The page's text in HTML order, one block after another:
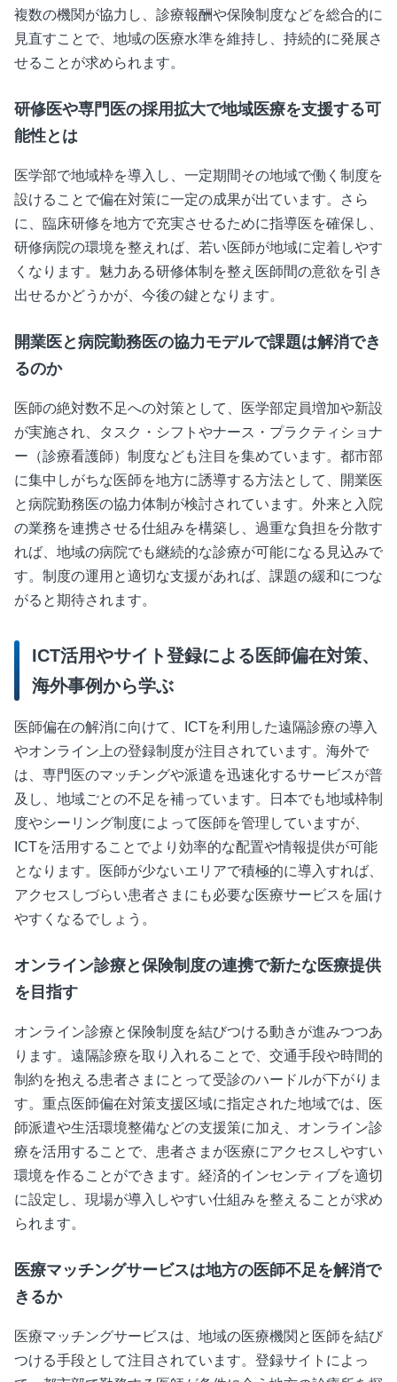
複数の機関が協力し、診療報酬や保険制度などを総合的に
見直すことで、地域の医療水準を維持し、持続的に発展さ
せることが求められます。
研修医や専門医の採用拡大で地域医療を支援する可
能性とは
医学部で地域枠を導入し、一定期間その地域で働く制度を
設けることで偏在対策に一定の成果が出ています。さら
に、臨床研修を地方で充実させるために指導医を確保し、
研修病院の環境を整えれば、若い医師が地域に定着しやす
くなります。魅力ある研修体制を整え医師間の意欲を引き
出せるかどうかが、今後の鍵となります。
開業医と病院勤務医の協力モデルで課題は解消でき
るのか
医師の絶対数不足への対策として、医学部定員増加や新設
が実施され、タスク・シフトやナース・プラクティショナ
ー（診療看護師）制度なども注目を集めています。都市部
に集中しがちな医師を地方に誘導する方法として、開業医
と病院勤務医の協力体制が検討されています。外来と入院
の業務を連携させる仕組みを構築し、過重な負担を分散す
れば、地域の病院でも継続的な診療が可能になる見込みで
す。制度の運用と適切な支援があれば、課題の緩和につな
がると期待されます。
ICT活用やサイト登録による医師偏在対策、
海外事例から学ぶ
医師偏在の解消に向けて、 ICTを利用した遠隔診療の導入
やオンライン上の登録制度が注目されています。海外で
は、専門医のマッチングや派遣を迅速化するサービスが普
及し、地域ごとの不足を補っています。日本でも地域枠制
度やシーリング制度によって医師を管理していますが、
ICTを活用することでより効率的な配置や情報提供が可能
となります。医師が少ないエリアで積極的に導入すれば、
アクセスしづらい患者さまにも必要な医療サービスを届け
やすくなるでしょう。
オンライン診療と保険制度の連携で新たな医療提供
を目指す
オンライン診療と保険制度を結びつける動きが進みつつあ
ります。遠隔診療を取り入れることで、交通手段や時間的
制約を抱える患者さまにとって受診のハードルが下がりま
す。重点医師偏在対策支援区域に指定された地域では、医
師派遣や生活環境整備などの支援策に加え、オンライン診
療を活用することで、患者さまが医療にアクセスしやすい
環境を作ることができます。経済的インセンティブを適切
に設定し、現場が導入しやすい仕組みを整えることが求め
られます。
医療マッチングサービスは地方の医師不足を解消で
きるか
医療マッチングサービスは、地域の医療機関と医師を結び
つける手段として注目されています。登録サイトによっ